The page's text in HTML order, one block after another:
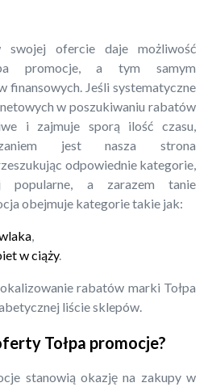
swojej ofercie daje możliwość
promocje, a tym samym
finansowych. Jeśli systematyczne
w poszukiwaniu rabatów
i zajmuje sporą ilość czasu,
jest nasza strona
odpowiednie kategorie,
popularne, a zarazem tanie
obejmuje kategorie takie jak:
,
w ciąży.
rabatów marki Tołpa
liście sklepów.
Tołpa promocje?
stanowią okazję na zakupy w